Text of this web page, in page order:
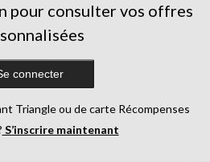
pour consulter vos offres
connecter
Triangle ou de carte Récompenses
S’inscrire maintenant